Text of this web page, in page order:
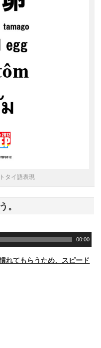
タイ語表現
。
00:00
れてもらうため、スピード